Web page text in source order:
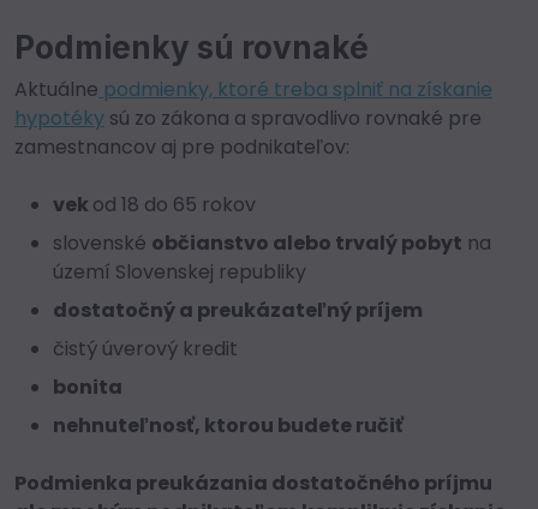
Podmienky sú rovnaké
Aktuálne podmienky, ktoré treba splniť na získanie
hypotéky sú zo zákona a spravodlivo rovnaké pre
zamestnancov aj pre podnikateľov:
vek od 18 do 65 rokov
slovenské občianstvo alebo trvalý pobyt na
území Slovenskej republiky
dostatočný a preukázateľný príjem
čistý úverový kredit
bonita
nehnuteľnosť, ktorou budete ručiť
Podmienka preukázania dostatočného príjmu